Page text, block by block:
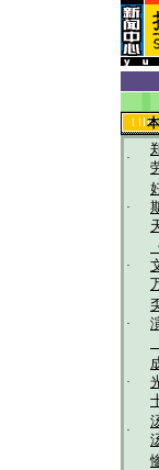
本
·
·
·
·
·
·